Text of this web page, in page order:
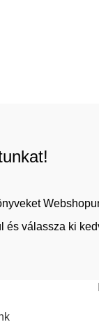
és válassza ki